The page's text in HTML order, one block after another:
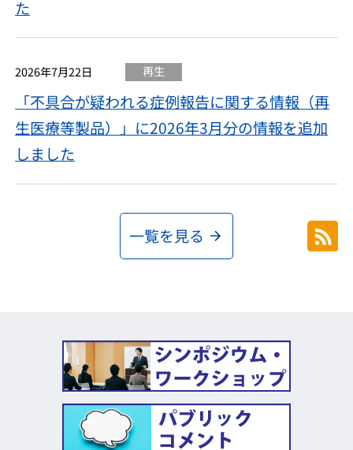
た
2026年7月22日 再生
「不具合が疑われる症例報告に関する情報（再
生医療等製品）」に2026年3月分の情報を追加
しました
一覧を見る